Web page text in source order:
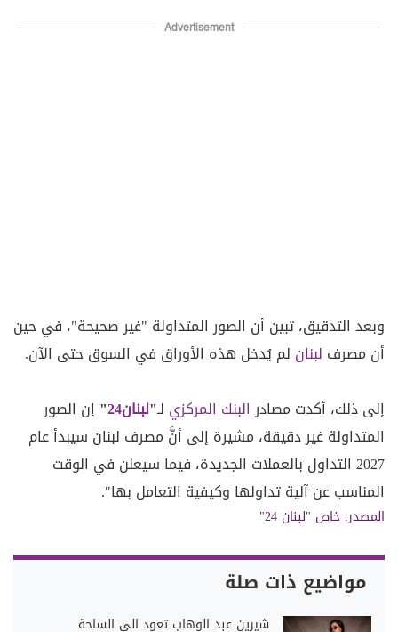
Advertisement
وبعد التدقيق، تبين أن الصور المتداولة "غير صحيحة"، في حين
أن مصرف لبنان لم يُدخل هذه الأوراق في السوق حتى الآن.
إلى ذلك، أكدت مصادرالبنك المركزي لـ"لبنان24 " إن الصور
المتداولة غير دقيقة، مشيرة إلى أنَّ مصرف لبنان سيبدأ عام
2027 التداول بالعملات الجديدة، فيما سيعلن في الوقت
المناسب عن آلية تداولها وكيفية التعامل بها".
المصدر: خاص "لبنان 24"
مواضيع ذات صلة
شيرين عبد الوهاب تعود الى الساحة